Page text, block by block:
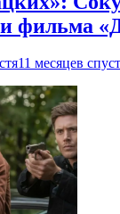
фильма
11 месяцев